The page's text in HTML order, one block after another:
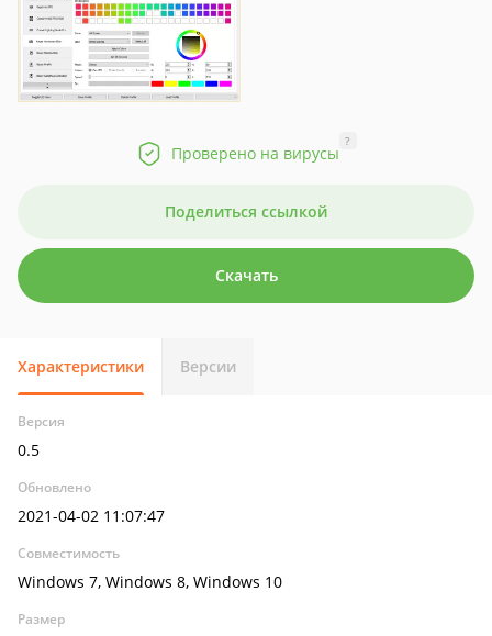
Проверено на вирусы
?
Поделиться ссылкой
Скачать
Характеристики Версии
Версия
0.5
Обновлено
2021-04-02 11:07:47
Совместимость
Windows 7, Windows 8, Windows 10
Размер